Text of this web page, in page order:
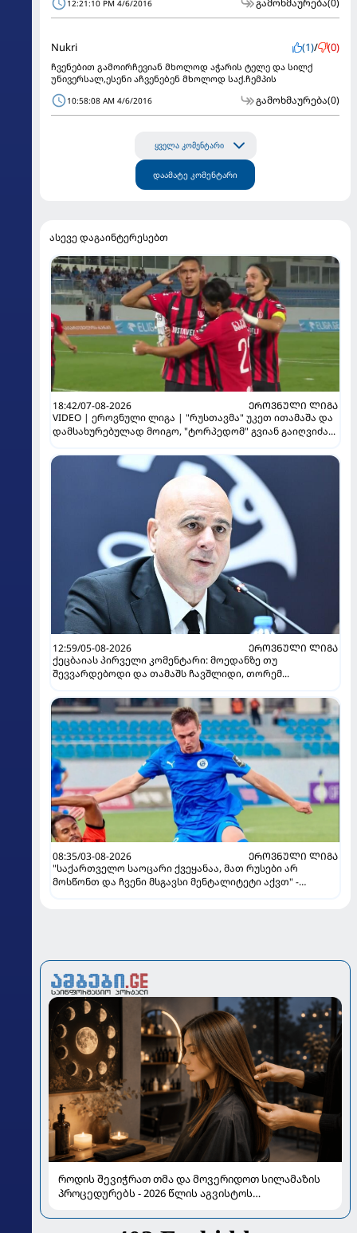
12:21:10 PM 4/6/2016 გამოხმაურება(0)
Nukri (1)/ (0)
ჩვენებით გამოირჩევიან მხოლოდ აჭარის ტელე და სილქ
უნივერსალ,ესენი აჩვენებენ მხოლოდ საქ.ჩემპის
10:58:08 AM 4/6/2016 გამოხმაურება(0)
ყველა კომენტარი
დაამატე კომენტარი
ასევე დაგაინტერესებთ
18:42/07-08-2026
ᲔᲠᲝᲕᲜᲣᲚᲘ ᲚᲘᲒᲐ
VIDEO | ეროვნული ლიგა | "რუსთავმა" უკეთ ითამაშა და
დამსახურებულად მოიგო, "ტორპედომ" გვიან გაიღვიძა...
12:59/05-08-2026
ᲔᲠᲝᲕᲜᲣᲚᲘ ᲚᲘᲒᲐ
ქეცბაიას პირველი კომენტარი: მოედანზე თუ
შევვარდებოდი და თამაშს ჩავშლიდი, თორემ...
08:35/03-08-2026
ᲔᲠᲝᲕᲜᲣᲚᲘ ᲚᲘᲒᲐ
"საქართველო საოცარი ქვეყანაა, მათ რუსები არ
მოსწონთ და ჩვენი მსგავსი მენტალიტეტი აქვთ" -
როდის შევიჭრათ თმა და მოვერიდოთ სილამაზის
პროცედურებს - 2026 წლის აგვისტოს